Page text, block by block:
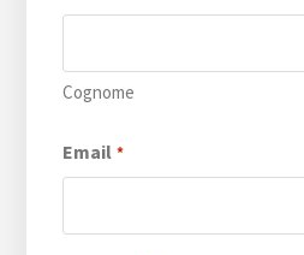
Cognome
Email *